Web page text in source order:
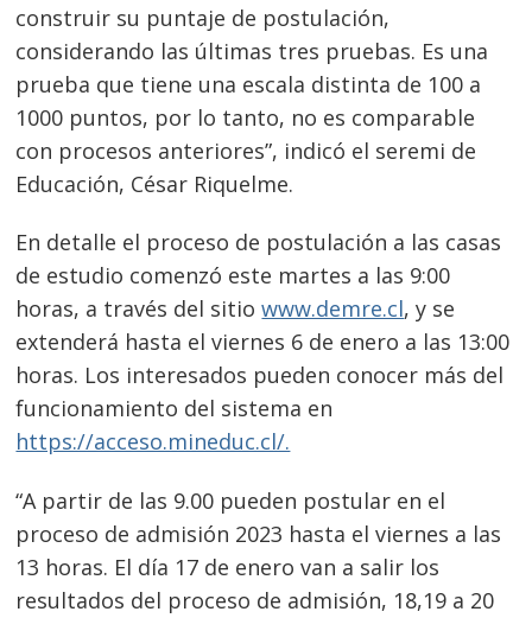
construir su puntaje de postulación,
considerando las últimas tres pruebas. Es una
prueba que tiene una escala distinta de 100 a
1000 puntos, por lo tanto, no es comparable
con procesos anteriores”, indicó el seremi de
Educación, César Riquelme.
En detalle el proceso de postulación a las casas
de estudio comenzó este martes a las 9:00
horas, a través del sitiowww.demre.cl, y se
extenderá hasta el viernes 6 de enero a las 13:00
horas. Los interesados pueden conocer más del
funcionamiento del sistema en
https://acceso.mineduc.cl/.
“A partir de las 9.00 pueden postular en el
proceso de admisión 2023 hasta el viernes a las
13 horas. El día 17 de enero van a salir los
resultados del proceso de admisión, 18,19 a 20